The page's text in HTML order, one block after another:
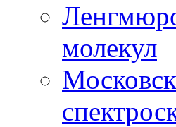
молекул